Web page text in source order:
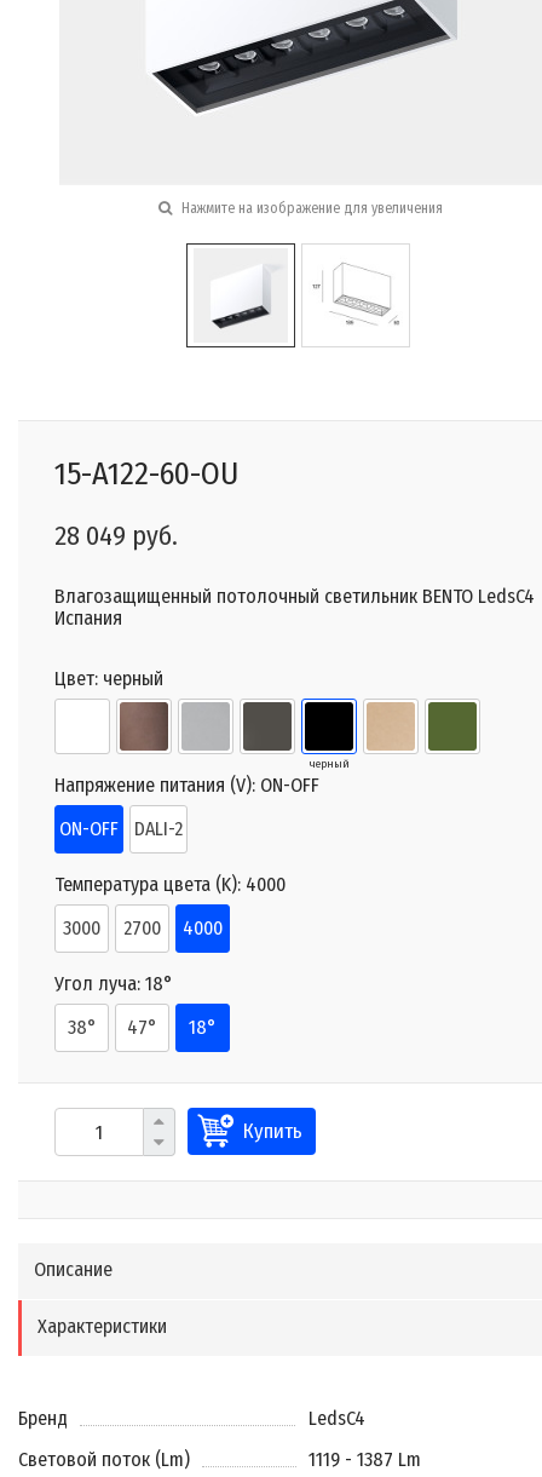
Нажмите на изображение для увеличения
15-A122-60-OU
28 049 руб.
Влагозащищенный потолочный светильник BENTO LedsC4
Испания
Цвет: черный
черный
Напряжение питания (V): ON-OFF
ON-OFF
DALI-2
Температура цвета (K): 4000
3000
2700 4000
Угол луча: 18°
38°
47° 18°
Купить
Описание
Характеристики
Бренд
LedsC4
Световой поток (Lm)
1119 - 1387 Lm